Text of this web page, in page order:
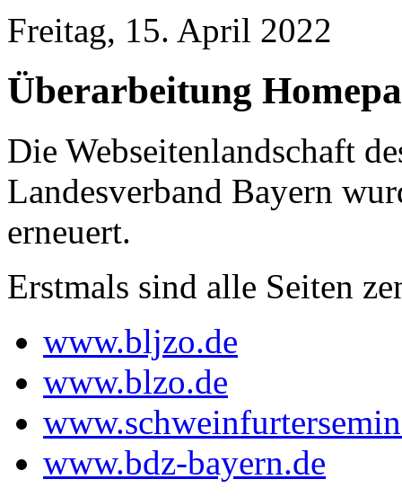
Freitag, 15. April 2022
Überarbeitung
Die Webseitenlandschaft
Landesverband Bayern
erneuert.
Erstmals sind alle Seiten
www.bljzo.de
www.blzo.de
www.bdz-bayern.de